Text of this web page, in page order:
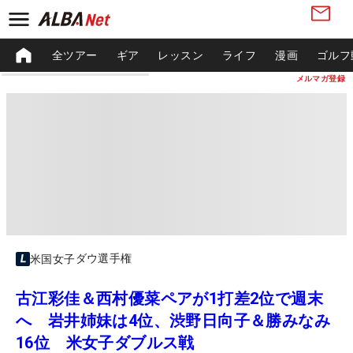
メルマガ登録
全ツアー ギア レッスン ライフ 漫画 ゴル
米国女子ダウ選手権
古江彩佳＆西村優菜ペアが1打差2位で週末
へ 岩井姉妹は4位、渋野日向子＆勝みなみ
16位 米女子ダブルス戦